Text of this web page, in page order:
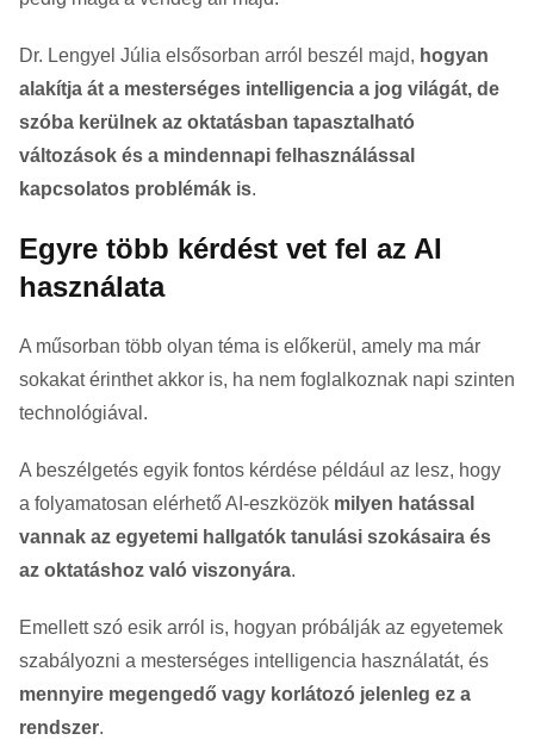
Dr. Lengyel Júlia elsősorban arról beszél majd, hogyan
alakítja át a mesterséges intelligencia a jog világát, de
szóba kerülnek az oktatásban tapasztalható
változások és a mindennapi felhasználással
kapcsolatos problémák is.
Egyre több kérdést vet fel az AI
használata
A műsorban több olyan téma is előkerül, amely ma már
sokakat érinthet akkor is, ha nem foglalkoznak napi szinten
technológiával.
A beszélgetés egyik fontos kérdése például az lesz, hogy
a folyamatosan elérhető AI-eszközök milyen hatással
vannak az egyetemi hallgatók tanulási szokásaira és
az oktatáshoz való viszonyára.
Emellett szó esik arról is, hogyan próbálják az egyetemek
szabályozni a mesterséges intelligencia használatát, és
mennyire megengedő vagy korlátozó jelenleg ez a
rendszer.